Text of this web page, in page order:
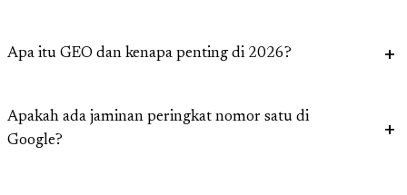
Apa itu GEO dan kenapa penting di 2026?
Apakah ada jaminan peringkat nomor satu di
Google?